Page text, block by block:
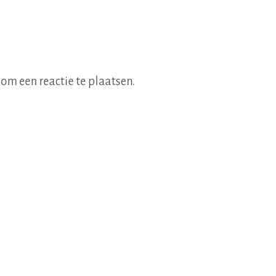
om een reactie te plaatsen.